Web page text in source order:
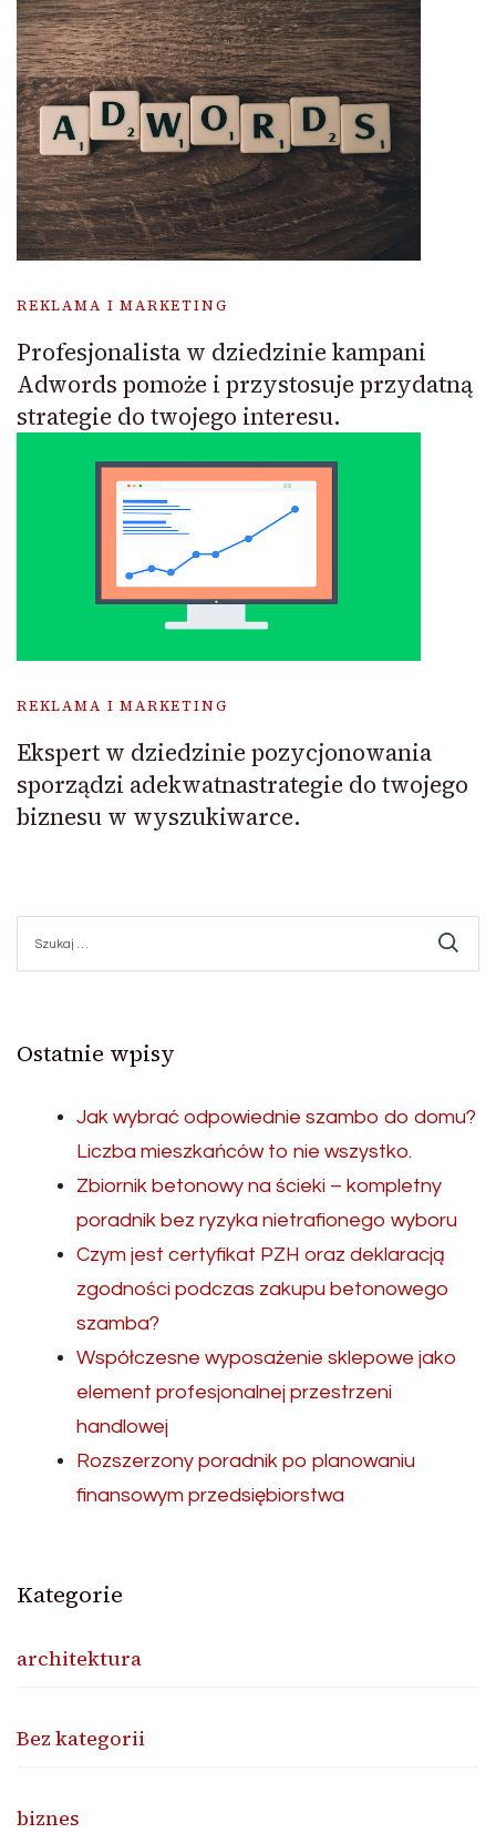
REKLAMA I MARKETING
Profesjonalista w dziedzinie kampani
Adwords pomoże i przystosuje przydatną
strategie do twojego interesu.
REKLAMA I MARKETING
Ekspert w dziedzinie pozycjonowania
sporządzi adekwatnastrategie do twojego
biznesu w wyszukiwarce.
Ostatnie wpisy
Jak wybrać odpowiednie szambo do domu?
Liczba mieszkańców to nie wszystko.
Zbiornik betonowy na ścieki – kompletny
poradnik bez ryzyka nietrafionego wyboru
Czym jest certyfikat PZH oraz deklaracją
zgodności podczas zakupu betonowego
szamba?
Współczesne wyposażenie sklepowe jako
element profesjonalnej przestrzeni
handlowej
Rozszerzony poradnik po planowaniu
finansowym przedsiębiorstwa
Kategorie
architektura
Bez kategorii
biznes